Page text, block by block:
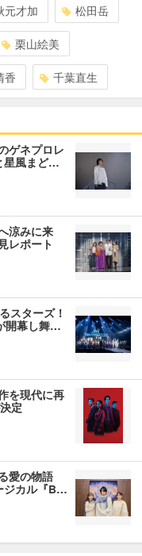
元才加 松田岳
栗山絵美
香 千葉直生
ゲネプロレ
星風まど…
涼みに来
レポート
スターズ！
開幕し舞…
を現代に再
定
愛の物語
ジカル『B…